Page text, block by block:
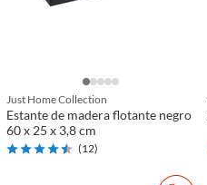
Just Home Collection
Estante de madera flotante negro
60 x 25 x 3,8 cm
(12)